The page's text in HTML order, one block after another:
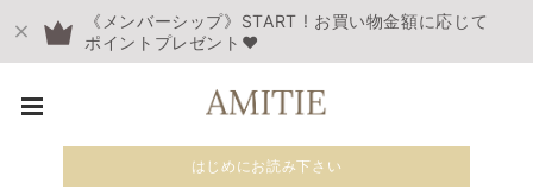
《メンバーシップ》START ! お買い物金額に応じて
ポイントプレゼント❤︎
はじめにお読み下さい